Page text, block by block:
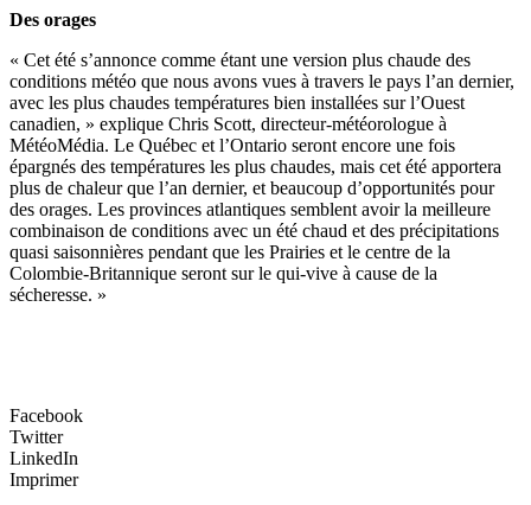
Des orages
« Cet été s’annonce comme étant une version plus chaude des
conditions météo que nous avons vues à travers le pays l’an dernier,
avec les plus chaudes températures bien installées sur l’Ouest
canadien, » explique Chris Scott, directeur-météorologue à
MétéoMédia. Le Québec et l’Ontario seront encore une fois
épargnés des températures les plus chaudes, mais cet été apportera
plus de chaleur que l’an dernier, et beaucoup d’opportunités pour
des orages. Les provinces atlantiques semblent avoir la meilleure
combinaison de conditions avec un été chaud et des précipitations
quasi saisonnières pendant que les Prairies et le centre de la
Colombie-Britannique seront sur le qui-vive à cause de la
sécheresse. »
Facebook
Twitter
LinkedIn
Imprimer